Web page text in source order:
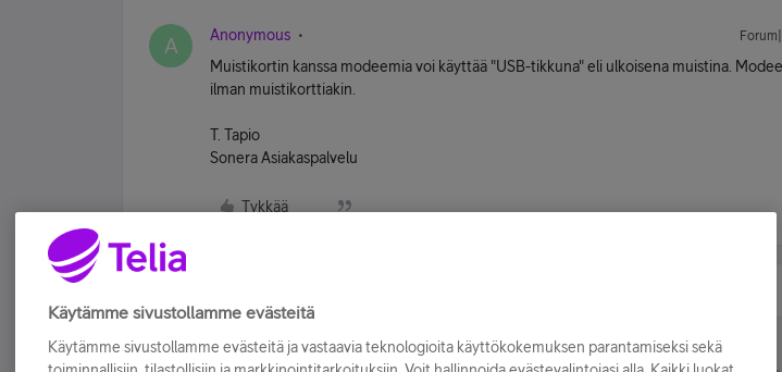
A Anonymous
Muistikortin kanssa modeemia voi käyttää "USB-tikkuna" eli ulkoisena muistina.
ilman muistikorttiakin.
T. Tapio
Sonera Asiakaspalvelu
Tykkää
Käytämme sivustollamme evästeitä
Käytämme sivustollamme evästeitä ja vastaavia teknologioita käyttökokemuksen parantamiseksi sekä